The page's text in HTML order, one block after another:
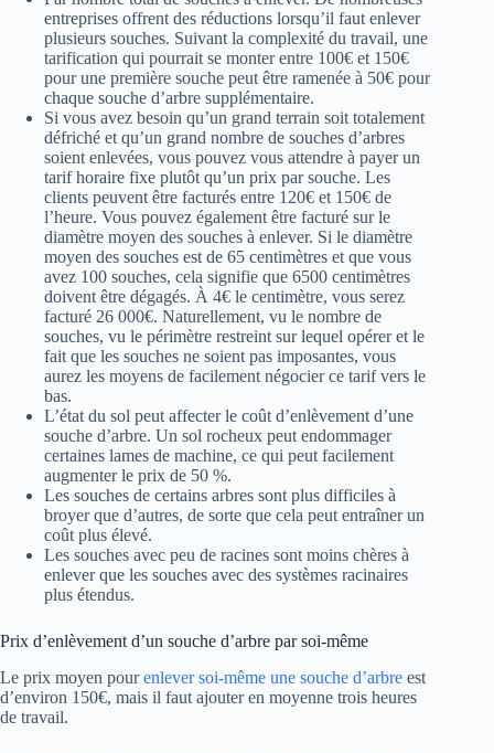
entreprises offrent des réductions lorsqu’il faut enlever
plusieurs souches. Suivant la complexité du travail, une
tarification qui pourrait se monter entre 100€ et 150€
pour une première souche peut être ramenée à 50€ pour
chaque souche d’arbre supplémentaire.
Si vous avez besoin qu’un grand terrain soit totalement
défriché et qu’un grand nombre de souches d’arbres
soient enlevées, vous pouvez vous attendre à payer un
tarif horaire fixe plutôt qu’un prix par souche. Les
clients peuvent être facturés entre 120€ et 150€ de
l’heure. Vous pouvez également être facturé sur le
diamètre moyen des souches à enlever. Si le diamètre
moyen des souches est de 65 centimètres et que vous
avez 100 souches, cela signifie que 6500 centimètres
doivent être dégagés. À 4€ le centimètre, vous serez
facturé 26 000€. Naturellement, vu le nombre de
souches, vu le périmètre restreint sur lequel opérer et le
fait que les souches ne soient pas imposantes, vous
aurez les moyens de facilement négocier ce tarif vers le
bas.
L’état du sol peut affecter le coût d’enlèvement d’une
souche d’arbre. Un sol rocheux peut endommager
certaines lames de machine, ce qui peut facilement
augmenter le prix de 50 %.
Les souches de certains arbres sont plus difficiles à
broyer que d’autres, de sorte que cela peut entraîner un
coût plus élevé.
Les souches avec peu de racines sont moins chères à
enlever que les souches avec des systèmes racinaires
plus étendus.
Prix d’enlèvement d’un souche d’arbre par soi-même
Le prix moyen pourenlever soi-même une souche d’arbre est
d’environ 150€, mais il faut ajouter en moyenne trois heures
de travail.